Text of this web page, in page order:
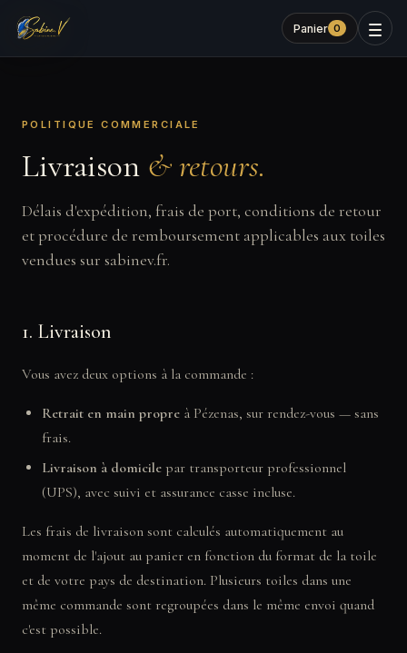
Panier 0
POLITIQUE COMMERCIALE
Livraison & retours.
Délais d'expédition, frais de port, conditions de retour
et procédure de remboursement applicables aux toiles
vendues sur sabinev.fr.
1. Livraison
Vous avez deux options à la commande :
Retrait en main propre à Pézenas, sur rendez-vous — sans
frais.
Livraison à domicile par transporteur professionnel
(UPS), avec suivi et assurance casse incluse.
Les frais de livraison sont calculés automatiquement au
moment de l'ajout au panier en fonction du format de la toile
et de votre pays de destination. Plusieurs toiles dans une
même commande sont regroupées dans le même envoi quand
c'est possible.